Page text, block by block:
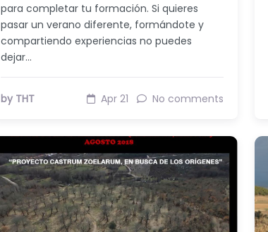
para completar tu formación. Si quieres
pasar un verano diferente, formándote y
compartiendo experiencias no puedes
dejar…
by THT Apr 21 No comments